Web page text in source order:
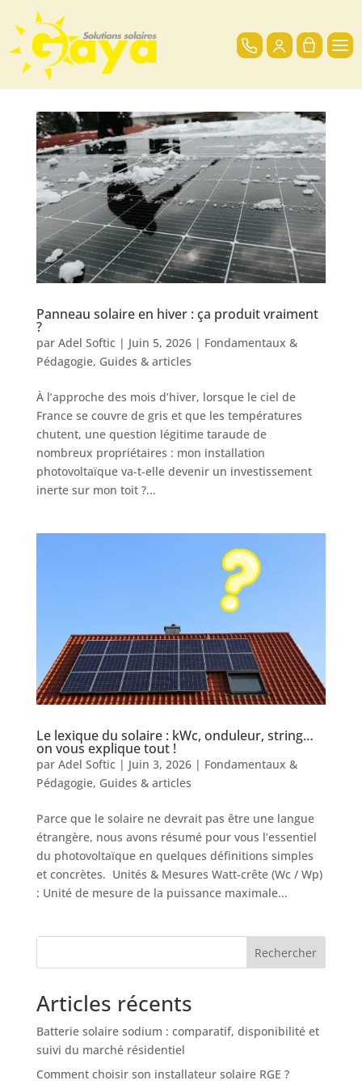
Panneau solaire en hiver : ça produit vraiment
?
par Adel Softic| Juin 5, 2026| Fondamentaux &
Pédagogie, Guides & articles
À l’approche des mois d’hiver, lorsque le ciel de
France se couvre de gris et que les températures
chutent, une question légitime taraude de
nombreux propriétaires : mon installation
photovoltaïque va-t-elle devenir un investissement
inerte sur mon toit ?...
Le lexique du solaire : kWc, onduleur, string…
on vous explique tout !
par Adel Softic| Juin 3, 2026| Fondamentaux &
Pédagogie, Guides & articles
Parce que le solaire ne devrait pas être une langue
étrangère, nous avons résumé pour vous l’essentiel
du photovoltaïque en quelques définitions simples
et concrètes. Unités & Mesures Watt-crête (Wc / Wp)
: Unité de mesure de la puissance maximale...
Rechercher
Articles récents
Batterie solaire sodium : comparatif, disponibilité et
suivi du marché résidentiel
Comment choisir son installateur solaire RGE ?